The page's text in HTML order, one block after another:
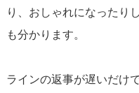
り、おしゃれになったり
も分かります。
ラインの返事が遅いだけ